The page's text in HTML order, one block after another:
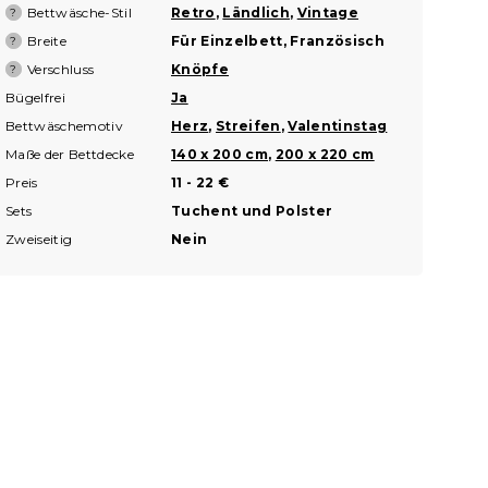
? Bettwäsche-Stil Retro , Ländlich, Vintage
? Breite Für Einzelbett, Französisch
? Verschluss
Knöpfe
Bügelfrei
Ja
Bettwäschemotiv
Herz, Streifen ,Valentinstag
Maße der Bettdecke
140 x 200 cm, 200 x 220 cm
Preis
11 - 22 €
Sets
Tuchent und Polster
Zweiseitig
Nein